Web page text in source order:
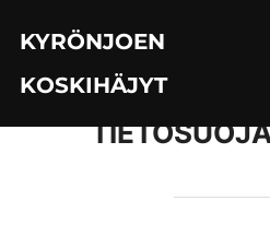
content
KYRÖNJOEN
KOSKIHÄJYT